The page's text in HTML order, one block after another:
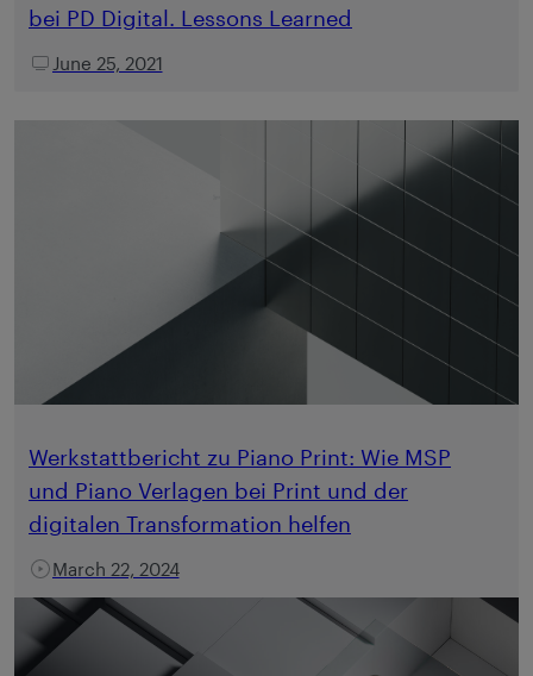
bei PD Digital. Lessons Learned
June 25, 2021
Werkstattbericht zu Piano Print: Wie MSP
und Piano Verlagen bei Print und der
digitalen Transformation helfen
March 22, 2024